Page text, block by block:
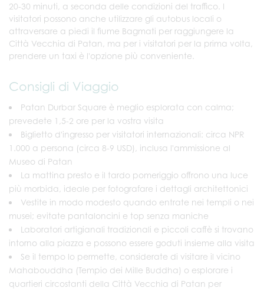
20-30 minuti, a seconda delle condizioni del traffico. I
visitatori possono anche utilizzare gli autobus locali o
attraversare a piedi il fiume Bagmati per raggiungere la
Città Vecchia di Patan, ma per i visitatori per la prima volta,
prendere un taxi è l'opzione più conveniente.
Consigli di Viaggio
Patan Durbar Square è meglio esplorata con calma;
prevedete 1,5-2 ore per la vostra visita
Biglietto d'ingresso per visitatori internazionali: circa NPR
1.000 a persona (circa 8-9 USD), inclusa l'ammissione al
Museo di Patan
La mattina presto e il tardo pomeriggio offrono una luce
più morbida, ideale per fotografare i dettagli architettonici
Vestite in modo modesto quando entrate nei templi o nei
musei; evitate pantaloncini e top senza maniche
Laboratori artigianali tradizionali e piccoli caffè si trovano
intorno alla piazza e possono essere goduti insieme alla visita
Se il tempo lo permette, considerate di visitare il vicino
Mahabouddha (Tempio dei Mille Buddha) o esplorare i
quartieri circostanti della Città Vecchia di Patan per